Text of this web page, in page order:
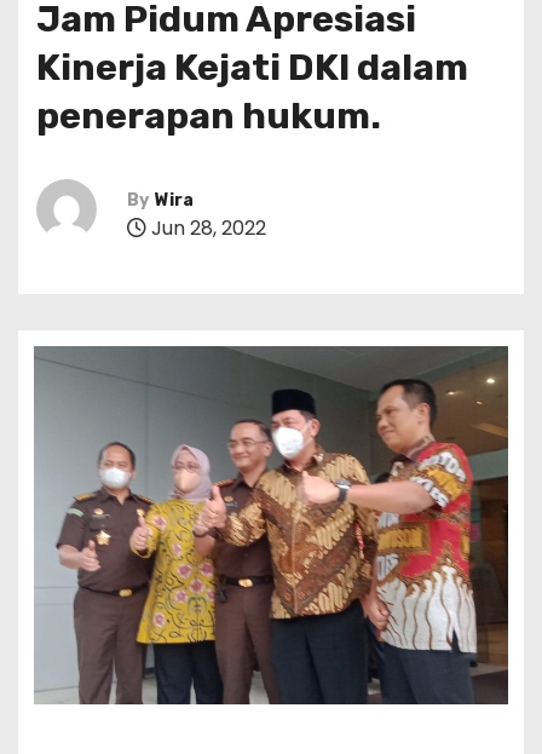
Jam Pidum Apresiasi
Kinerja Kejati DKI dalam
penerapan hukum.
By Wira
Jun 28, 2022